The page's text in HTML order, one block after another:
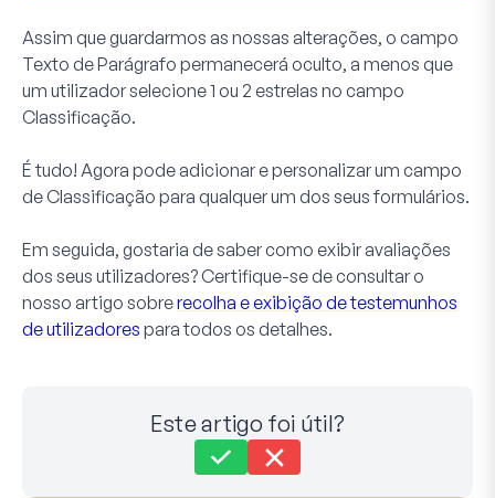
Assim que guardarmos as nossas alterações, o campo
Texto de Parágrafo permanecerá oculto, a menos que
um utilizador selecione 1 ou 2 estrelas no campo
Classificação.
É tudo! Agora pode adicionar e personalizar um campo
de Classificação para qualquer um dos seus formulários.
Em seguida, gostaria de saber como exibir avaliações
dos seus utilizadores? Certifique-se de consultar o
nosso artigo sobrerecolha e exibição de testemunhos
de utilizadores para todos os detalhes.
Este artigo foi útil?